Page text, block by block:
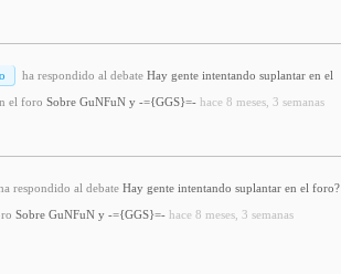
ha respondido al debate Hay gente intentando suplantar en el
el foro Sobre GuNFuN y -={GGS}=- hace 8 meses, 3 semanas
respondido al debate Hay gente intentando suplantar en el foro?
Sobre GuNFuN y -={GGS}=- hace 8 meses, 3 semanas